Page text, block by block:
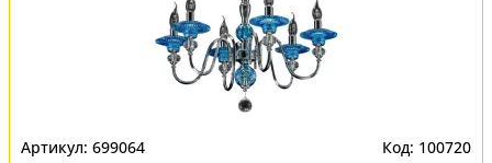
699064 100720